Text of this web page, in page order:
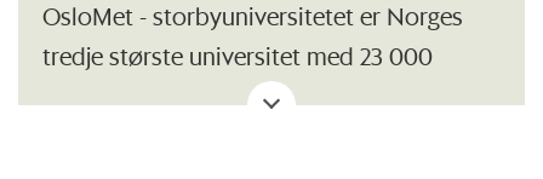
OsloMet - storbyuniversitetet er Norges
tredje største universitet med 23 000
studenter og over 2600 ansatte. Vi har